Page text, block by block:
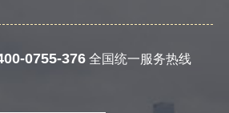
0755-376 全国统一服务热线